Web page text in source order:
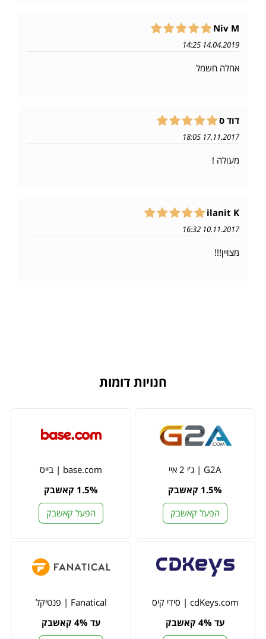
Niv M
14.04.2019 14:25
אחלה חשמל
דוד ס
17.11.2017 18:05
מעולה !
ilanit K
10.11.2017 16:32
מצויין!!!
חנויות דומות
G2A | ג'י 2 איי
1.5% קאשבק
הפעל קאשבק
base.com | בייס
1.5% קאשבק
הפעל קאשבק
cdKeys.com | סידי קיס
עד 4% קאשבק
Fanatical | פנטיקל
עד 4% קאשבק